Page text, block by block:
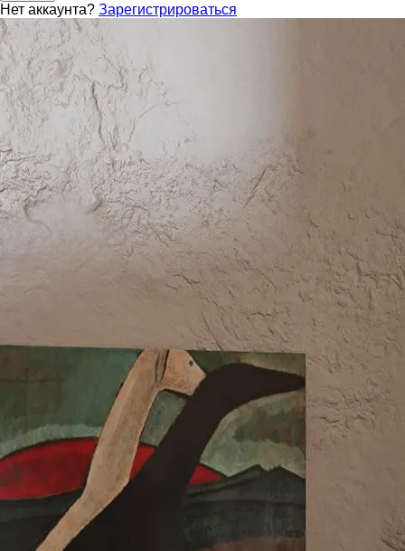
Нет аккаунта? Зарегистрироваться